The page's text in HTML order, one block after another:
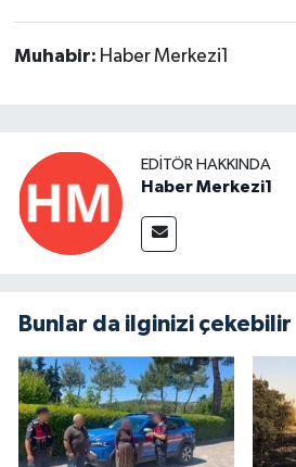
Muhabir: Haber Merkezi1
EDITÖR HAKKINDA
Haber Merkezi1
Bunlar da ilginizi çekebilir